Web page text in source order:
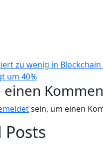
zu wenig in Blockchain
um 40%
einen
sein, um einen
Posts